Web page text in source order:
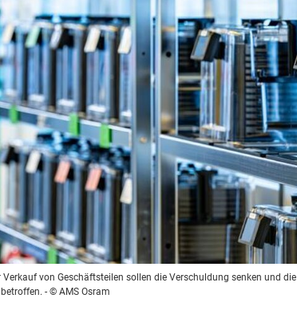
von Geschäftsteilen sollen die Verschuldung senken und die
- © AMS Osram